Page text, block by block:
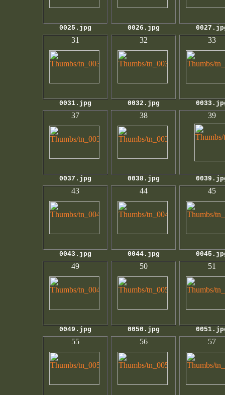
0025.jpg 0026.jpg
31
0031.jpg
32
0032.jpg
33
37
0037.jpg
38
0038.jpg
39
43
0043.jpg
44
0044.jpg
45
49
0049.jpg
50
0050.jpg
51
55 56 57